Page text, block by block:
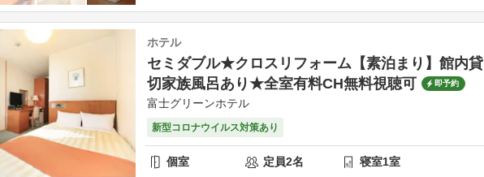
ホテル
セミダブル★クロスリフォーム【素泊まり】館内貸
切家族風呂あり★全室有料CH無料視聴可
即予約
富士グリーンホテル
新型コロナウイルス対策あり
個室 定員2名 寝室1室